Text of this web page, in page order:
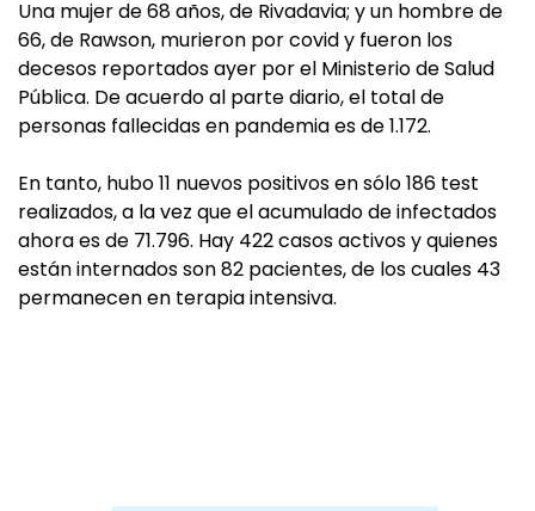
Una mujer de 68 años, de Rivadavia; y un hombre de
66, de Rawson, murieron por covid y fueron los
decesos reportados ayer por el Ministerio de Salud
Pública. De acuerdo al parte diario, el total de
personas fallecidas en pandemia es de 1.172.
En tanto, hubo 11 nuevos positivos en sólo 186 test
realizados, a la vez que el acumulado de infectados
ahora es de 71.796. Hay 422 casos activos y quienes
están internados son 82 pacientes, de los cuales 43
permanecen en terapia intensiva.